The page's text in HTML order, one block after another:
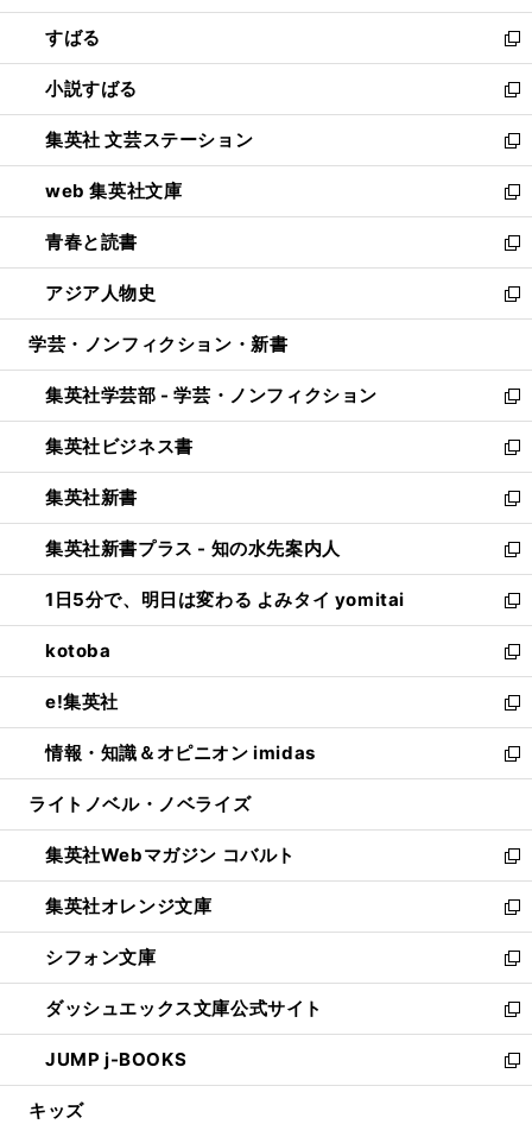
開
く
ウ
で
開
く
ン
ド
ウ
で
開
く
すばる
新
し
い
ウ
ィ
ン
ド
ウ
で
開
く
小説すばる
新
し
い
ウ
ィ
ン
ド
ウ
で
開
集英社 文芸ステーション
新
し
い
ウ
ィ
ン
ド
ウ
開
く
web 集英社文庫
新
し
い
ウ
ィ
ン
ウ
で
開
く
青春と読書
新
し
い
ウ
ン
ド
ウ
で
開
く
アジア人物史
新
し
ウ
ィ
ン
ド
ウ
で
開
く
学芸・ノンフィクション・新書
集英社学芸部 - 学芸・ノンフィクション
新
し
い
ウ
ィ
ン
ド
ウ
で
開
く
集英社ビジネス書
新
し
い
ウ
ィ
ン
ド
ウ
で
開
く
集英社新書
新
し
い
ウ
ィ
ン
ド
ウ
で
開
く
集英社新書プラス - 知の水先案内人
新
し
い
ウ
ィ
ン
ド
ウ
で
開
1日5分で、明日は変わる よみタイ yomitai
新
し
い
ウ
ィ
ン
ド
ウ
開
く
kotoba
新
し
い
ウ
ィ
ン
ウ
で
開
く
e!集英社
新
し
い
ウ
ン
ド
ウ
で
開
く
情報・知識＆オピニオン imidas
新
し
ウ
ィ
ン
ド
ウ
で
開
く
ライトノベル・ノベライズ
集英社Webマガジン コバルト
新
し
い
ウ
ィ
ン
ド
ウ
で
開
集英社オレンジ文庫
新
し
い
ウ
ィ
ン
ド
ウ
シフォン文庫
新
し
い
ウ
ィ
ン
ダッシュエックス文庫公式サイト
新
し
い
ウ
JUMP j-BOOKS
新
し
キッズ